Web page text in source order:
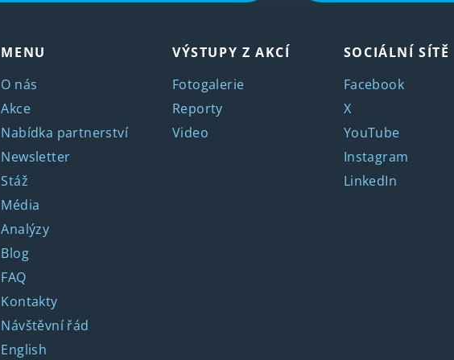
MENU
O nás
Akce
Nabídka partnerství
Newsletter
Stáž
Média
Analýzy
Blog
FAQ
Kontakty
Návštěvní řád
English
VÝSTUPY Z AKCÍ
Fotogalerie
Reporty
Video
SOCIÁLNÍ SÍTĚ
Facebook
X
YouTube
Instagram
LinkedIn